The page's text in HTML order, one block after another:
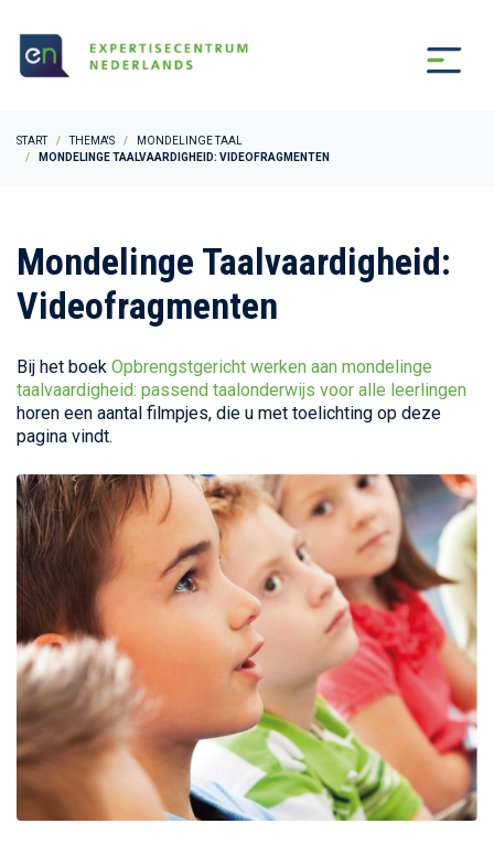
START THEMA'S
MONDELINGE TAAL
MONDELINGE TAALVAARDIGHEID: VIDEOFRAGMENTEN
Mondelinge Taalvaardigheid:
Videofragmenten
Bij het boek Opbrengstgericht werken aan mondelinge
taalvaardigheid: passend taalonderwijs voor alle leerlingen
horen een aantal filmpjes, die u met toelichting op deze
pagina vindt.